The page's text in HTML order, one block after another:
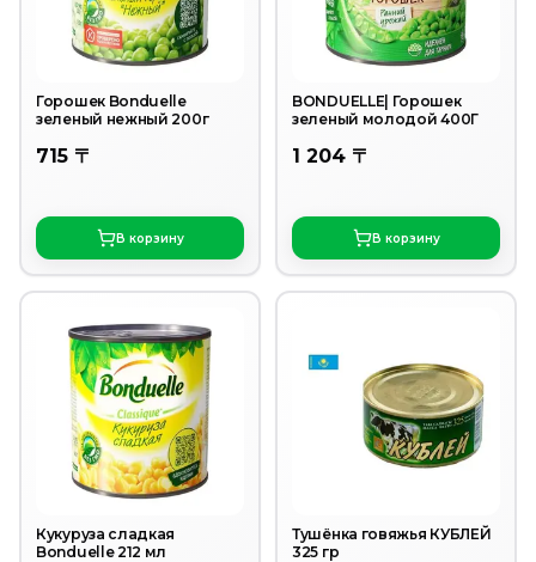
Горошек Bonduelle
зеленый нежный 200г
715 〒
В корзину
BONDUELLE| Горошек
зеленый молодой 400Г
1 204 〒
В корзину
Кукуруза сладкая
Bonduelle 212 мл
Тушёнка говяжья КУБЛЕЙ
325 гр